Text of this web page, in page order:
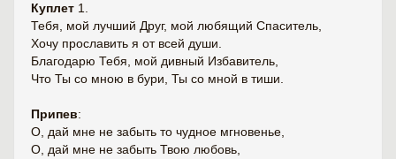
Куплет 1.
Тебя, мой лучший Друг, мой любящий Спаситель,
Хочу прославить я от всей души.
Благодарю Тебя, мой дивный Избавитель,
Что Ты со мною в бури, Ты со мной в тиши.
Припев:
О, дай мне не забыть то чудное мгновенье,
О, дай мне не забыть Твою любовь,